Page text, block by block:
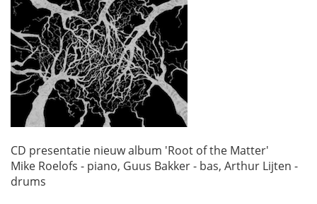
CD presentatie nieuw album 'Root of the Matter'
Mike Roelofs - piano, Guus Bakker - bas, Arthur Lijten -
drums